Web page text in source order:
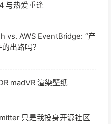
与热爱重逢
vs. AWS EventBridge: “产
出路吗？
madVR 渲染壁纸
只是我投身开源社区